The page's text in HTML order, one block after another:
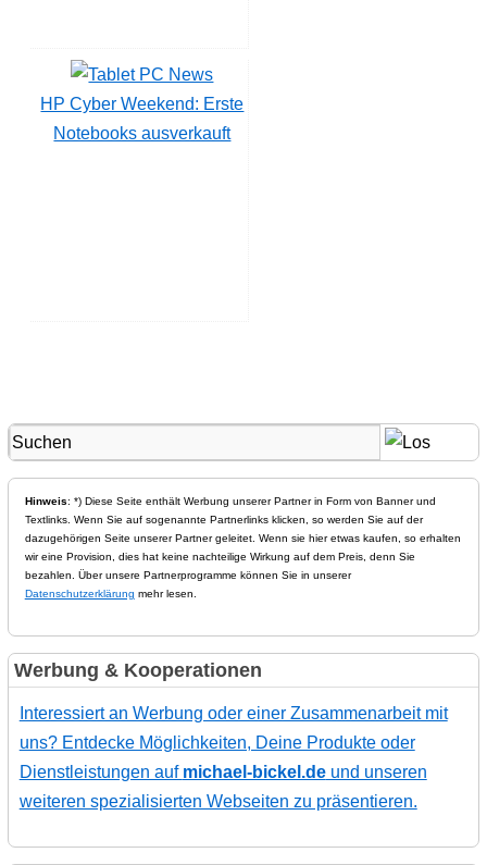
HP Cyber Weekend: Erste
Notebooks ausverkauft
Hinweis: *) Diese Seite enthält Werbung unserer Partner in Form von Banner und
Textlinks. Wenn Sie auf sogenannte Partnerlinks klicken, so werden Sie auf der
dazugehörigen Seite unserer Partner geleitet. Wenn sie hier etwas kaufen, so erhalten
wir eine Provision, dies hat keine nachteilige Wirkung auf dem Preis, denn Sie
bezahlen. Über unsere Partnerprogramme können Sie in unserer
Datenschutzerklärung mehr lesen.
Werbung & Kooperationen
Interessiert an Werbung oder einer Zusammenarbeit mit
uns? Entdecke Möglichkeiten, Deine Produkte oder
Dienstleistungen auf michael-bickel.deund unseren
weiteren spezialisierten Webseiten zu präsentieren.